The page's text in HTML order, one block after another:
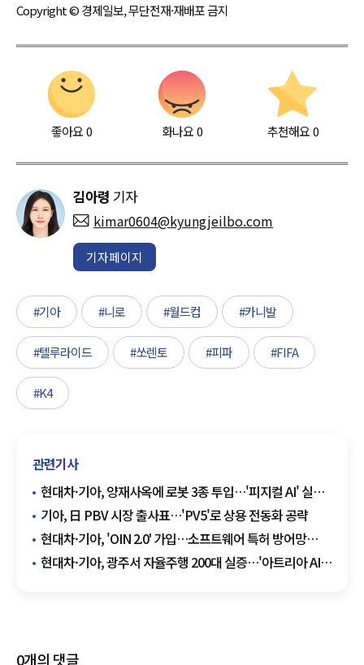
Copyright © 경제일보, 무단전재·재배포 금지
좋아요0 화나요0 추천해요 0
김아령 기자
kimar0604@kyungjeilbo.com
기자페이지
#기아 #니로 #월드컵 #카니발
#텔루라이드 #쏘렌토 #피파 #FIFA
#K4
관련기사
현대차·기아, 양재사옥에 로봇 3종 투입…'피지컬 AI' 실증
본격화
기아, 日 PBV 시장 출사표…'PV5'로 상용 전동화 공략
현대차·기아, 'OIN 2.0' 가입…소프트웨어 특허 방어망
강화
현대차·기아, 광주서 자율주행 200대 실증…'아트리아 AI'
0개의 댓글